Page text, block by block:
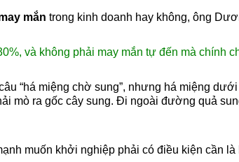
mắn trong kinh doanh hay không, ông
và không phải may mắn tự đến mà chính
“há miệng chờ sung”, nhưng há miệng
mò ra gốc cây sung. Đi ngoài đường quả
muốn khởi nghiệp phải có điều kiện cần